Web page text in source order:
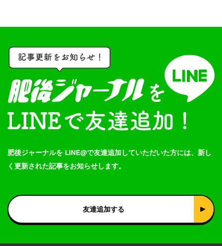
肥後ジャーナルを LINE@で友達追加していただいた方には、新し
く更新された記事をお知らせします。
友達追加する